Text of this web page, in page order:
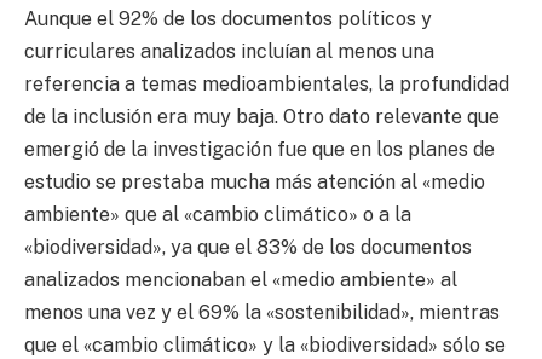
Aunque el 92% de los documentos políticos y
curriculares analizados incluían al menos una
referencia a temas medioambientales, la profundidad
de la inclusión era muy baja. Otro dato relevante que
emergió de la investigación fue que en los planes de
estudio se prestaba mucha más atención al «medio
ambiente» que al «cambio climático» o a la
«biodiversidad», ya que el 83% de los documentos
analizados mencionaban el «medio ambiente» al
menos una vez y el 69% la «sostenibilidad», mientras
que el «cambio climático» y la «biodiversidad» sólo se